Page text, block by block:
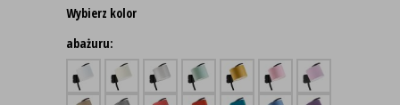
Wybierz kolor
abażuru: